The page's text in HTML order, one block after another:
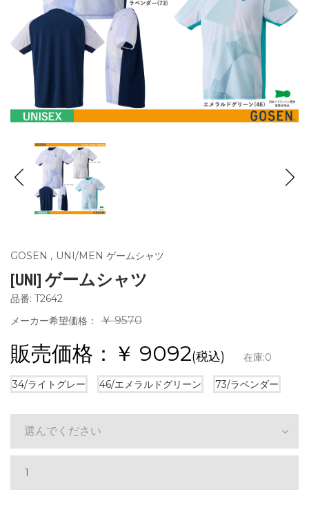
GOSEN , UNI/MEN ゲームシャツ
[UNI] ゲームシャツ
品番: T2642
メーカー希望価格：
￥ 9570
販売価格：￥ 9092(税込) 在庫:0
34/ライトグレー 46/エメラルドグリーン 73/ラベンダー
選んでください